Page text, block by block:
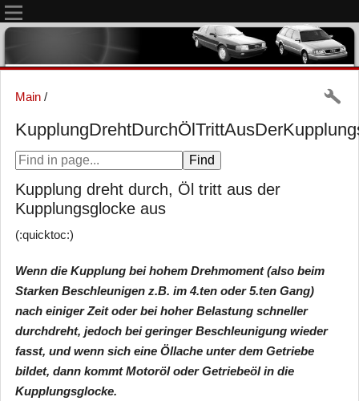
Main /
Kupplung dreht durch, Öl tritt aus der
Kupplungsglocke aus
(:quicktoc:)
Wenn die Kupplung bei hohem Drehmoment (also beim
Starken Beschleunigen z.B. im 4.ten oder 5.ten Gang)
nach einiger Zeit oder bei hoher Belastung schneller
durchdreht, jedoch bei geringer Beschleunigung wieder
fasst, und wenn sich eine Öllache unter dem Getriebe
bildet, dann kommt Motoröl oder Getriebeöl in die
Kupplungsglocke.